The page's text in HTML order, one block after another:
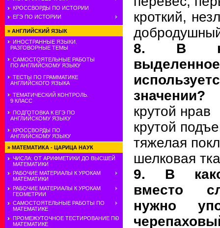
КРОССВОРДЫ ПО ИСТОРИИ
ЕГЭ ПО ИСТОРИИ
» АНГЛИЙСКИЙ ЯЗЫК
ИНОСТРАННЫЕ ЯЗЫКИ.
РАЗГОВОРНЫЕ ТЕМЫ
САМОСТОЯТЕЛЬНЫЕ РАБОТЫ
ПО АНГЛИЙСКОМУ ЯЗЫКУ
ТЕСТЫ ПО ГРАММАТИКЕ
АНГЛИЙСКОГО ЯЗЫКА
ТЕМАТИЧЕСКИЙ КОНТРОЛЬ.
9 КЛАСС
ПОДГОТОВКА К ЕГЭ ПО
АНГЛИЙСКОМУ ЯЗЫКУ
КРОССВОРДЫ ПО
АНГЛИЙСКОМУ ЯЗЫКУ
» МАТЕМАТИКА - ЦАРИЦА НАУК
ЧИСЛА: ОТ АРИФМЕТИКИ ДО ВЫСШЕЙ
МАТЕМАТИКИ
РАБОЧИЕ МАТЕРИАЛЫ К УРОКАМ
МАТЕМАТИКИ
РАБОЧИЕ МАТЕРИАЛЫ К УРОКАМ
ГЕОМЕТРИИ
САМОСТОЯТЕЛЬНЫЕ РАБОТЫ ПО
МАТЕМАТИКЕ
ПРОМЕЖУТОЧНОЕ ТЕСТИРОВАНИЕ ПО
МАТЕМАТИКЕ
кроткий,
8. В
значении?
крутой нрав
крутой
тяжелая
шелковая
9. В
вместо
нужно